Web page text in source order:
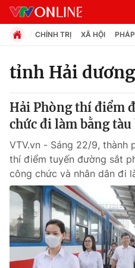
Chuyên mục
Chính trị
Xã hội
Pháp luật
Y tế
Thế giới
CHÍNH TRỊ XÃ HỘI
tỉnh Hải dương
Hải Phòng thí điểm
chức đi làm bằng tàu
VTV.vn - Sáng 22/9, thành
thí điểm tuyến đường sắt
công chức và nhân dân đi